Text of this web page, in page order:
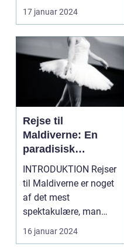
kontraster og...
17 januar 2024
Rejse til
Maldiverne: En
paradisisk
tilbagetrækning
for eventyrlystne
rejsende
INTRODUKTION Rejser
til Maldiverne er noget
af det mest
spektakulære, man
kan opleve. Dette
stykke p...
16 januar 2024